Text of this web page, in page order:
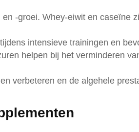
-groei. Whey-eiwit en caseïne
intensieve trainingen en
helpen bij het verminderen
verbeteren en de algehele